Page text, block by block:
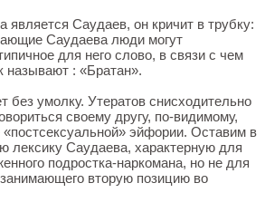
является Саудаев, он кричит в трубку:
Саудаева люди могут
для него слово, в связи с чем
называют : «Братан».
без умолку. Утератов снисходительно
своему другу, по-видимому,
эйфории. Оставим в
лексику Саудаева, характерную для
подростка-наркомана, но не для
вторую позицию во